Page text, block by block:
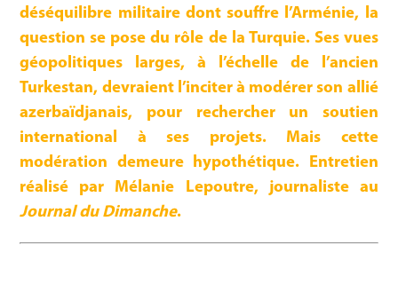
déséquilibre militaire dont souffre l’Arménie, la
question se pose du rôle de la Turquie. Ses vues
géopolitiques larges, à l’échelle de l’ancien
Turkestan, devraient l’inciter à modérer son allié
azerbaïdjanais, pour rechercher un soutien
international à ses projets. Mais cette
modération demeure hypothétique. Entretien
réalisé par Mélanie Lepoutre, journaliste au
Journal du Dimanche.